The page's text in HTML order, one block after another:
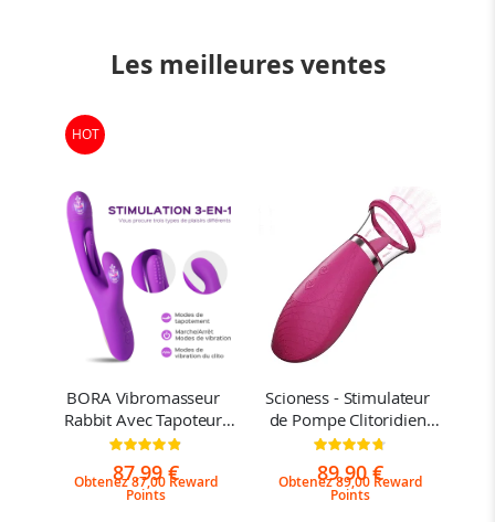
Les meilleures ventes
HOT
BORA Vibromasseur
Rabbit Avec Tapoteur
Point G Évaluation:
97%
87,99 €
Obtenez 87,00 Reward
Points
Scioness - Stimulateur
de Pompe Clitoridien
Avec Langue Vibrante
Évaluation:
95%
89,90 €
Obtenez 89,00 Reward
Points